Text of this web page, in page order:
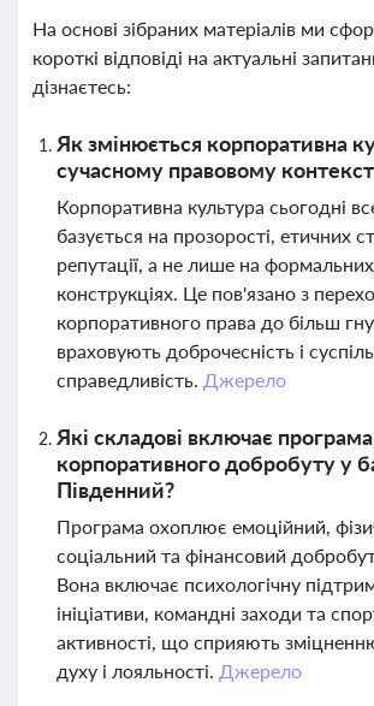
На основі зібраних матеріалів ми
короткі відповіді на актуальні
дізнаєтесь:
Як змінюється корпоративна
сучасному правовому
Корпоративна культура сьогодні
базується на прозорості, етичних
репутації, а не лише на
конструкціях. Це пов'язано з
корпоративного права до більш
враховують доброчесність і
справедливість. Джерело
Які складові включає програма
корпоративного добробуту у
Південний?
Програма охоплює емоційний,
соціальний та фінансовий
Вона включає психологічну
ініціативи, командні заходи та
активності, що сприяють
духу і лояльності. Джерело